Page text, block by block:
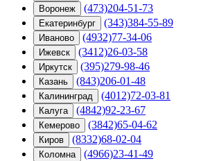
Воронеж (473)204-51-73
Екатеринбург (343)384-55-89
Иваново (4932)77-34-06
Ижевск (3412)26-03-58
Иркутск (395)279-98-46
Казань (843)206-01-48
Калининград (4012)72-03-81
Калуга (4842)92-23-67
Кемерово (3842)65-04-62
Киров (8332)68-02-04
Коломна (4966)23-41-49